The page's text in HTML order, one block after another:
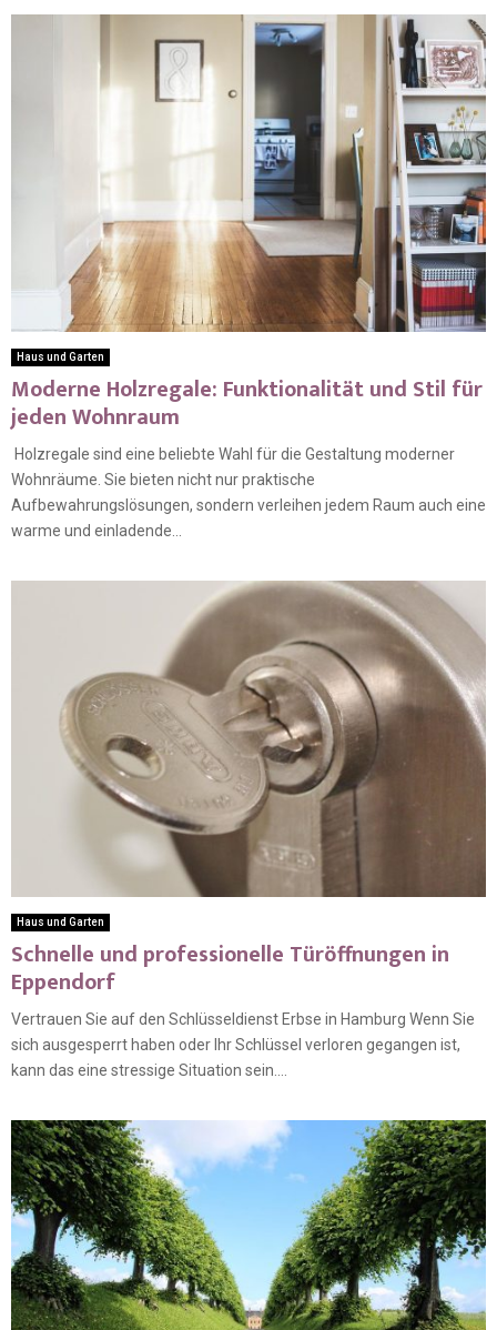
Haus und Garten
Moderne Holzregale: Funktionalität und Stil für
jeden Wohnraum
Holzregale sind eine beliebte Wahl für die Gestaltung moderner
Wohnräume. Sie bieten nicht nur praktische
Aufbewahrungslösungen, sondern verleihen jedem Raum auch eine
warme und einladende...
Haus und Garten
Schnelle und professionelle Türöffnungen in
Eppendorf
Vertrauen Sie auf den Schlüsseldienst Erbse in Hamburg Wenn Sie
sich ausgesperrt haben oder Ihr Schlüssel verloren gegangen ist,
kann das eine stressige Situation sein....